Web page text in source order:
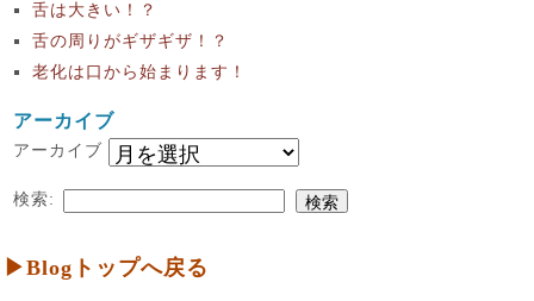
舌は大きい！？
舌の周りがギザギザ！？
老化は口から始まります！
アーカイブ
アーカイブ
検索:
▶Blogトップへ戻る